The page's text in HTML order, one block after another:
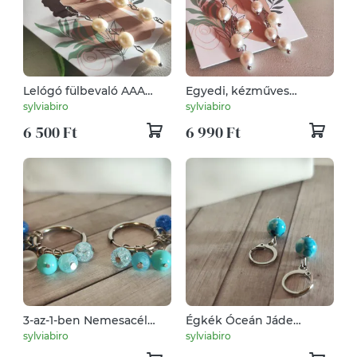
Lelógó fülbevaló AAA
minőségű gyöngyökkel –
hideg tónusú elegancia!
sylviabiro
6 500 Ft
Egyedi, kézműves
nemesacél fülbevaló AAA
édesvízi tenyésztett
gyöngyökkel – időtlen
elegancia prémium
sylviabiro
6 990 Ft
3-az-1-ben Nemesacél
Karika Fülbevaló
Variálható Ásványokkal
sylviabiro
Égkék Óceán Jáde
Nemesacél Fülbevaló (8
mm)
sylviabiro